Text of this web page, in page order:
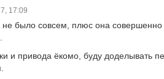
17:09
не было совсем, плюс она
и привода ёкомо, буду доделывать